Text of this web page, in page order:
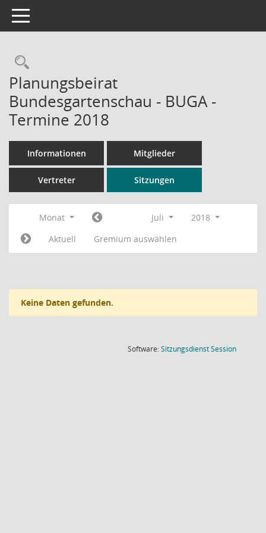
Toggle navigation
Rechercheauswahl
Planungsbeirat
Bundesgartenschau - BUGA -
Termine 2018
Informationen Mitglieder
Vertreter Sitzungen
Monat Juli
2018
Aktuell
Gremium auswählen
Keine Daten gefunden.
Software:SitzungsdienstSession(Wird in